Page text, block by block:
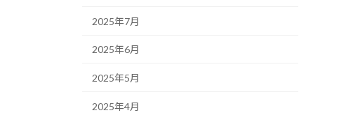
2025年7月
2025年6月
2025年5月
2025年4月